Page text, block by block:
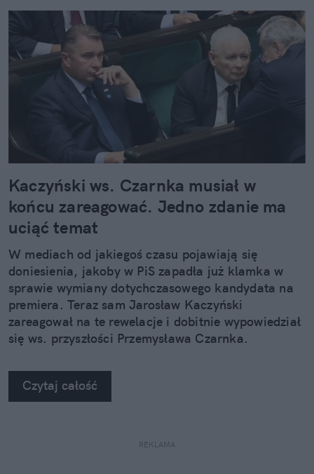
Kaczyński ws. Czarnka musiał w
końcu zareagować. Jedno zdanie ma
uciąć temat
W mediach od jakiegoś czasu pojawiają się
doniesienia, jakoby w PiS zapadła już klamka w
sprawie wymiany dotychczasowego kandydata na
premiera. Teraz sam Jarosław Kaczyński
zareagował na te rewelacje i dobitnie wypowiedział
się ws. przyszłości Przemysława Czarnka.
Czytaj całość
REKLAMA